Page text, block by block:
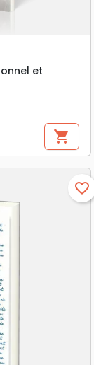
et
shopping_cart
favorite_border